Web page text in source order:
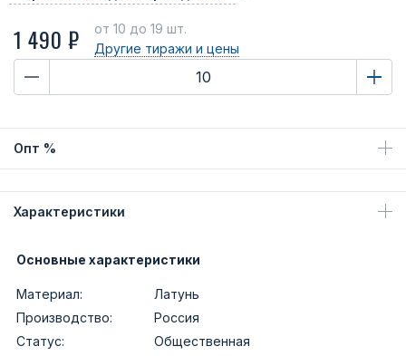
1 490 ₽ от 10до 19 шт.
Другие тиражии цены
Опт %
Характеристики
Основные характеристики
Материал:
Латунь
Производство:
Россия
Статус:
Общественная